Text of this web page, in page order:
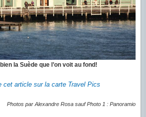
la Suède que l’on voit au fond!
cet article sur la carte Travel Pics
Photos par Alexandre Rosa sauf Photo 1 : Panoramio